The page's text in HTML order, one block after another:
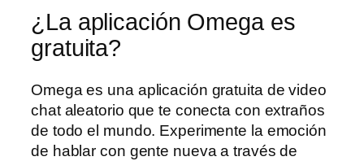
¿La aplicación Omega es
gratuita?
Omega es una aplicación gratuita de video
chat aleatorio que te conecta con extraños
de todo el mundo. Experimente la emoción
de hablar con gente nueva a través de